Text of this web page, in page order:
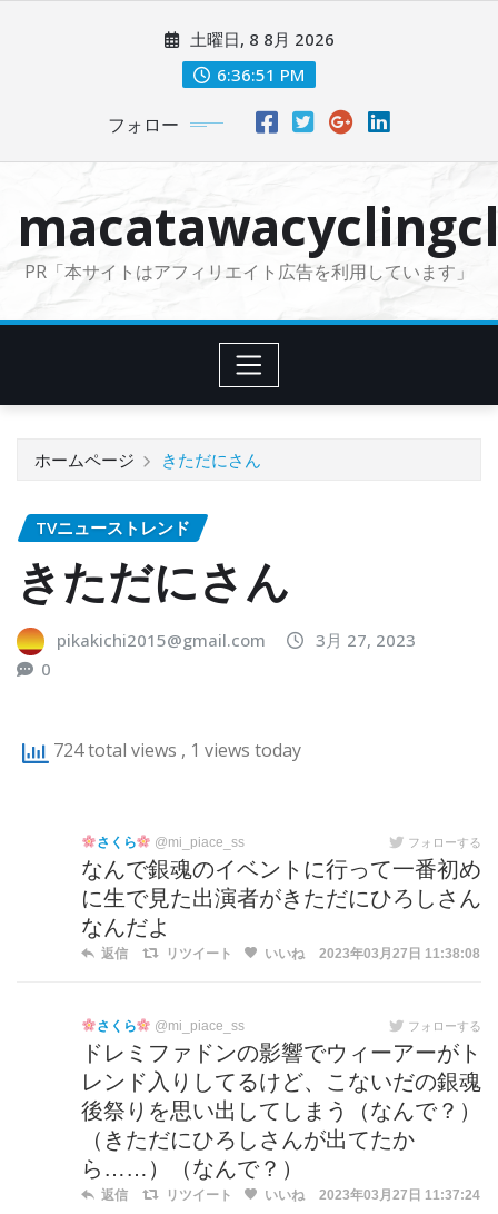
に
土曜日, 8 8月 2026
6:36:52 PM
フォロー
PR「本サイトはアフィリエイト広告を利用しています」
ホームページ きただにさん
TVニューストレンド
きただにさん
pikakichi2015@gmail.com
3月 27, 2023
0
724 total views , 1 views today
さくら @mi_piace_ss フォローする
なんで銀魂のイベントに行って一番初め
に生で見た出演者がきただにひろしさん
なんだよ
返信 リツイート いいね 2023年03月27日 11:38:08
さくら @mi_piace_ss フォローする
ドレミファドンの影響でウィーアーがト
レンド入りしてるけど、こないだの銀魂
後祭りを思い出してしまう（なんで？）
（きただにひろしさんが出てたか
ら……）（なんで？）
返信 リツイート いいね 2023年03月27日 11:37:24